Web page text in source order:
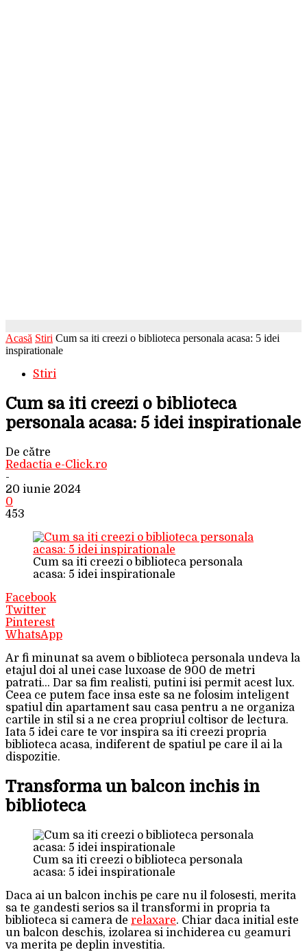
Acasă Stiri Cum sa iti creezi o biblioteca personala acasa: 5 idei
inspirationale
Stiri
Cum sa iti creezi o biblioteca
personala acasa: 5 idei inspirationale
De către
Redactia e-Click.ro
-
20 iunie 2024
0
453
Cum sa iti creezi o biblioteca personala
acasa: 5 idei inspirationale
Facebook
Twitter
Pinterest
WhatsApp
Ar fi minunat sa avem o biblioteca personala undeva la
etajul doi al unei case luxoase de 900 de metri
patrati… Dar sa fim realisti, putini isi permit acest lux.
Ceea ce putem face insa este sa ne folosim inteligent
spatiul din apartament sau casa pentru a ne organiza
cartile in stil si a ne crea propriul coltisor de lectura.
Iata 5 idei care te vor inspira sa iti creezi propria
biblioteca acasa, indiferent de spatiul pe care il ai la
dispozitie.
Transforma un balcon inchis in
biblioteca
Cum sa iti creezi o biblioteca personala
acasa: 5 idei inspirationale
Daca ai un balcon inchis pe care nu il folosesti, merita
sa te gandesti serios sa il transformi in propria ta
biblioteca si camera de relaxare. Chiar daca initial este
un balcon deschis, izolarea si inchiderea cu geamuri
va merita pe deplin investitia.